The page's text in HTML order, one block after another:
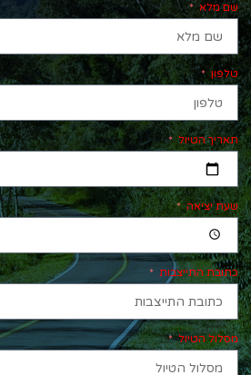
שם מלא
טלפון
תאריך הטיול
שעת יציאה
כתובת התייצבות
מסלול הטיול